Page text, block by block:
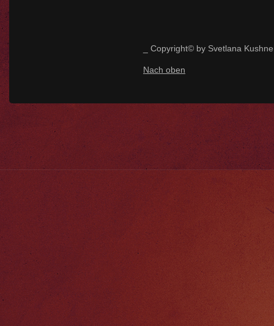
_ Copyright© by Svetlana
Nach oben